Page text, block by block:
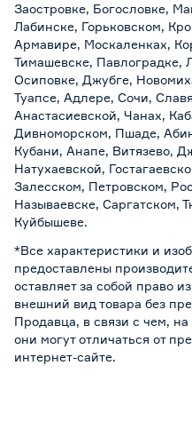
Заостровке, Богословке,
Лабинске, Горьковском,
Армавире, Москаленках,
Тимашевске, Павлоградке,
Осиповке, Джубге,
Туапсе, Адлере, Сочи,
Анастасиевской, Чанах,
Дивноморском, Пшаде,
Кубани, Анапе, Витязево,
Натухаевской,
Залесском, Петровском,
Называевске, Саргатском,
Куйбышеве.
*Все характеристики и
предоставлены
оставляет за собой право
внешний вид товара без
Продавца, в связи с чем,
они могут отличаться от
интернет-сайте.